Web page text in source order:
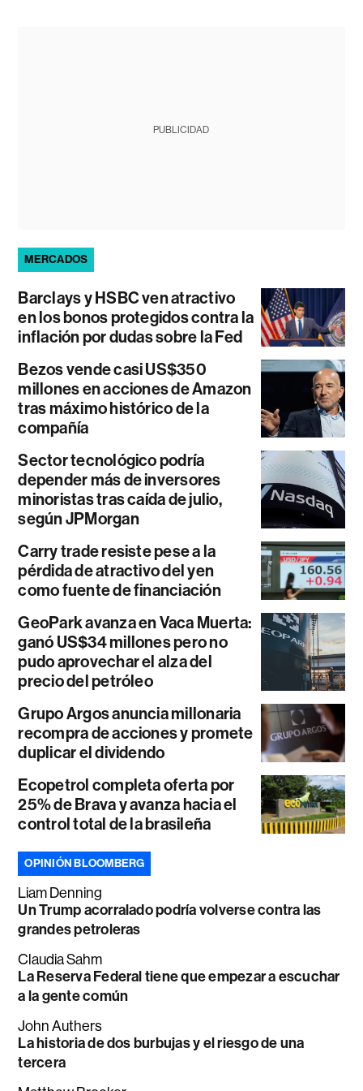
PUBLICIDAD
MERCADOS
Barclays y HSBC ven atractivo
en los bonos protegidos contra la
inflación por dudas sobre la Fed
Bezos vende casi US$350
millones en acciones de Amazon
tras máximo histórico de la
compañía
Sector tecnológico podría
depender más de inversores
minoristas tras caída de julio,
según JPMorgan
Carry trade resiste pese a la
pérdida de atractivo del yen
como fuente de financiación
GeoPark avanza en Vaca Muerta:
ganó US$34 millones pero no
pudo aprovechar el alza del
precio del petróleo
Grupo Argos anuncia millonaria
recompra de acciones y promete
duplicar el dividendo
Ecopetrol completa oferta por
25% de Brava y avanza hacia el
control total de la brasileña
OPINIÓN BLOOMBERG
Liam Denning
Un Trump acorralado podría volverse contra las
grandes petroleras
Claudia Sahm
La Reserva Federal tiene que empezar a escuchar
a la gente común
John Authers
La historia de dos burbujas y el riesgo de una
tercera